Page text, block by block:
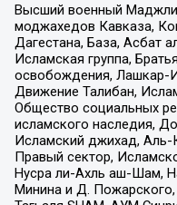
Высший военный
моджахедов Кавказа,
Дагестана, База, Асбат
Исламская группа,
освобождения, Лашкар-
Движение Талибан,
Общество социальных
исламского наследия,
Исламский джихад,
Правый сектор,
Нусра ли-Ахль аш-Шам,
Минина и Д.